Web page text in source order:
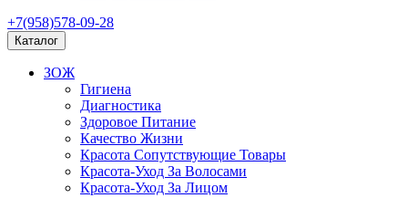
+7(958)578-09-28
Каталог
ЗОЖ
Гигиена
Диагностика
Здоровое Питание
Качество Жизни
Красота Сопутствующие Товары
Красота-Уход За Волосами
Красота-Уход За Лицом